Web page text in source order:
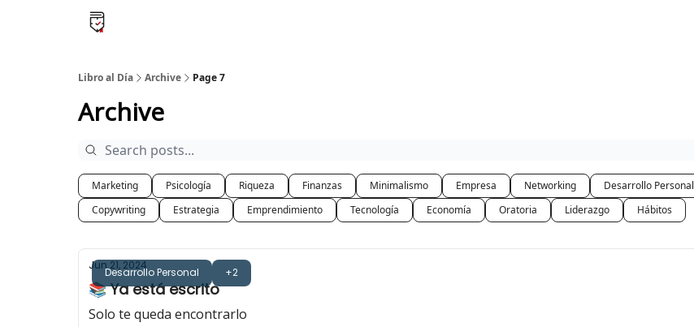
Libro al Día Archive Page 7
Archive
Marketing Psicología Riqueza Finanzas Minimalismo Empresa Networking Desarrollo Personal
Copywriting
Estrategia Emprendimiento Tecnología Economía Oratoria Liderazgo Hábitos
Desarrollo Personal +2
Jun 21, 2024
📚 Ya está escrito
Solo te queda encontrarlo